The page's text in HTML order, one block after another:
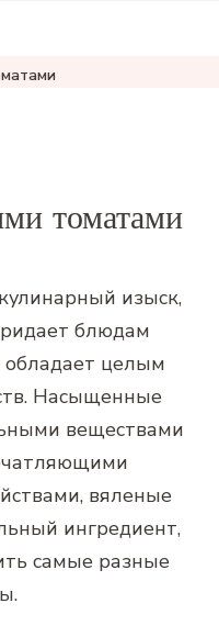
томатами
изыск,
блюдам
обладает целым
Насыщенные
веществами
вяленые
ингредиент,
самые разные